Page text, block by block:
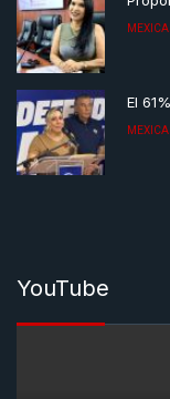
El
YouTube